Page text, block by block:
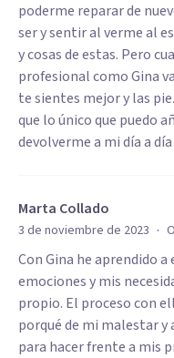
poderme reparar de
ser y sentir al verme al
y cosas de estas. Pero
profesional como Gina
te sientes mejor y las
que lo único que puedo
devolverme a mi día a
Marta Collado
3 de noviembre de 2023 ·
Con Gina he aprendido
emociones y mis
propio. El proceso con
porqué de mi malestar
para hacer frente a mis